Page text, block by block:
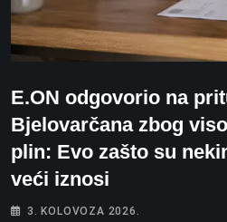
E.ON odgovorio na
Bjelovarčana zbog
plin: Evo zašto su
veći iznosi
3. KOLOVOZA 2026.